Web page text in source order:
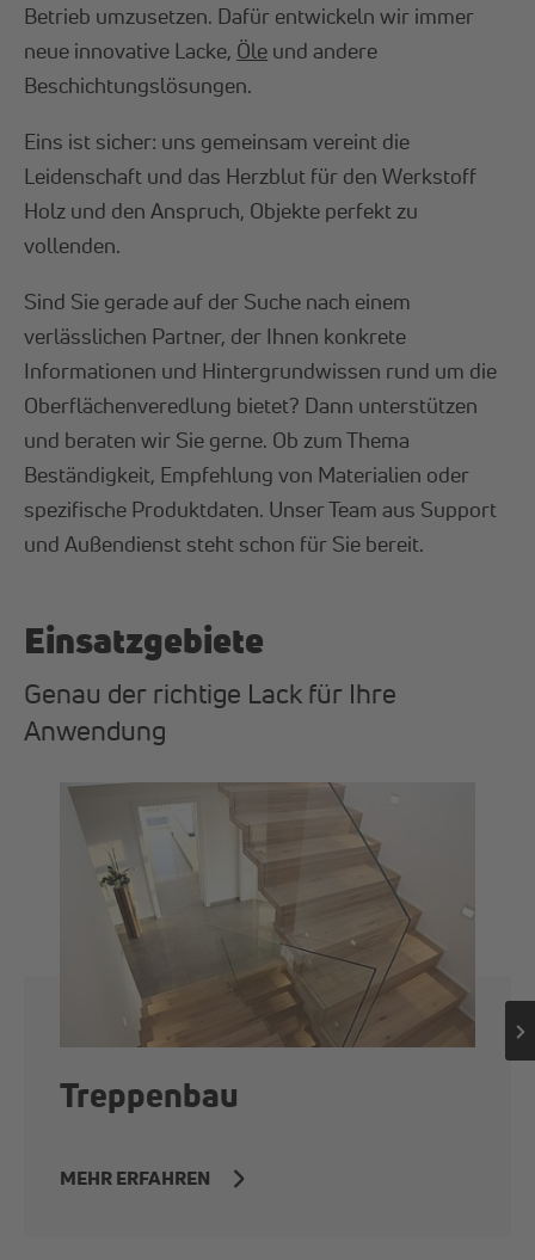
Betrieb umzusetzen. Dafür entwickeln wir immer
neue innovative Lacke, Öle und andere
Beschichtungslösungen.
Eins ist sicher: uns gemeinsam vereint die
Leidenschaft und das Herzblut für den Werkstoff
Holz und den Anspruch, Objekte perfekt zu
vollenden.
Sind Sie gerade auf der Suche nach einem
verlässlichen Partner, der Ihnen konkrete
Informationen und Hintergrundwissen rund um die
Oberflächenveredlung bietet? Dann unterstützen
und beraten wir Sie gerne. Ob zum Thema
Beständigkeit, Empfehlung von Materialien oder
spezifische Produktdaten. Unser Team aus Support
und Außendienst steht schon für Sie bereit.
Einsatzgebiete
Genau der richtige Lack für Ihre
Anwendung
Treppenbau
MEHR ERFAHREN